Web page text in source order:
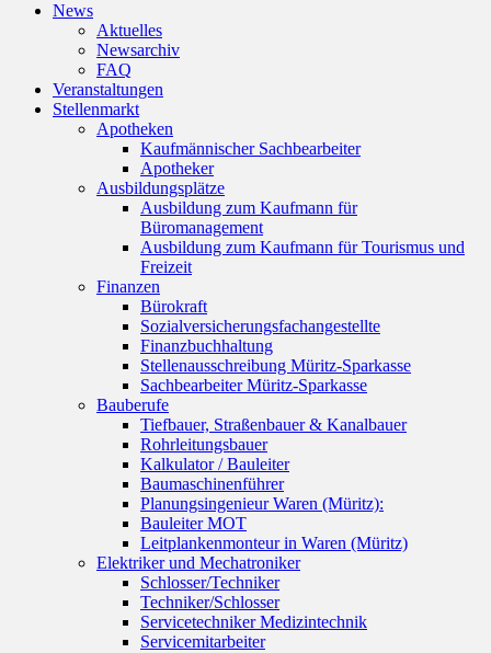
News
Aktuelles
Newsarchiv
FAQ
Veranstaltungen
Stellenmarkt
Apotheken
Kaufmännischer Sachbearbeiter
Apotheker
Ausbildungsplätze
Ausbildung zum Kaufmann für
Büromanagement
Ausbildung zum Kaufmann für Tourismus und
Freizeit
Finanzen
Bürokraft
Sozialversicherungsfachangestellte
Finanzbuchhaltung
Stellenausschreibung Müritz-Sparkasse
Sachbearbeiter Müritz-Sparkasse
Bauberufe
Tiefbauer, Straßenbauer & Kanalbauer
Rohrleitungsbauer
Kalkulator / Bauleiter
Baumaschinenführer
Planungsingenieur Waren (Müritz):
Bauleiter MOT
Leitplankenmonteur in Waren (Müritz)
Elektriker und Mechatroniker
Schlosser/Techniker
Techniker/Schlosser
Servicetechniker Medizintechnik
Servicemitarbeiter